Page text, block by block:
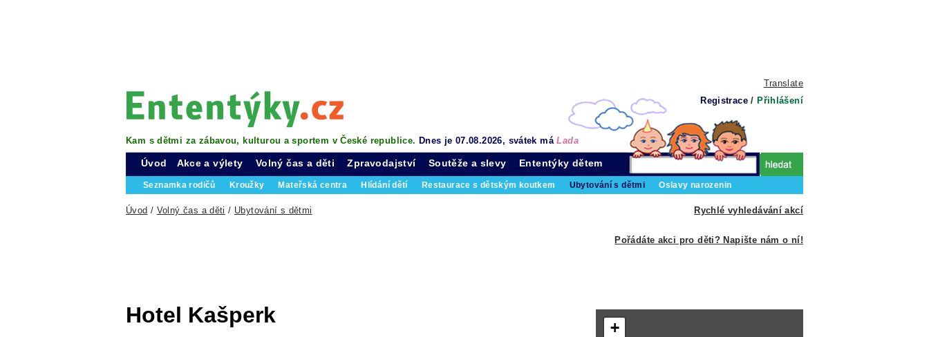
Translate
Registrace / Přihlášení
Kam s dětmi za zábavou, kulturou a sportem v České republice. Dnes je 07.08.2026, svátek máLada
Úvod Akce a výlety Volný čas a děti
Seznamka rodičů Kroužky Mateřská centra Hlídání dětí Restaurace s dětským koutkem Ubytování s dětmi Oslavy narozenin
Zpravodajství Soutěže a slevy Ententýky dětem
Rychlé vyhledávání akcí
Úvod / Volný čas a děti / Ubytování s dětmi
Pořádáte akci pro děti? Napište nám o ní!
Hotel Kašperk
+